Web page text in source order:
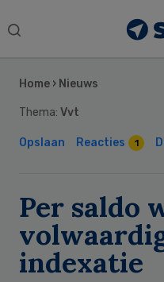
Search
Home › Nieuws
Thema: Vvt
Opslaan Reacties 1
Per saldo
indexatie
Sidebar